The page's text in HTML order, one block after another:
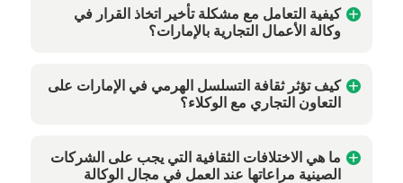
كيفية التعامل مع مشكلة تأخير اتخاذ القرار في
وكالة الأعمال التجارية بالإمارات؟
كيف تؤثر ثقافة التسلسل الهرمي في الإمارات على
التعاون التجاري مع الوكلاء؟
ما هي الاختلافات الثقافية التي يجب على الشركات
الصينية مراعاتها عند العمل في مجال الوكالة